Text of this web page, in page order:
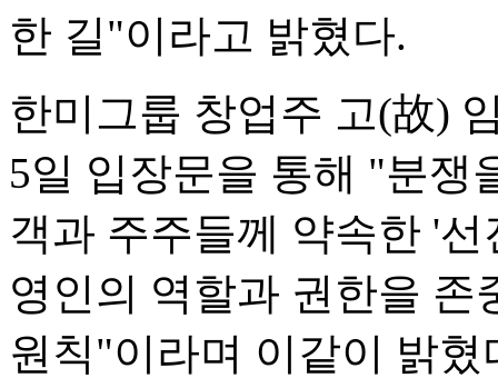
한 길"이라고 밝혔다.
한미그룹 창업주 고(故)
5일 입장문을 통해 "분쟁
객과 주주들께 약속한 '
영인의 역할과 권한을
원칙"이라며 이같이 밝혔